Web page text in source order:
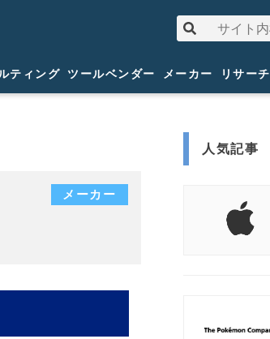
ティング ツールベンダー メーカー リサーチ
メーカー
人気記事